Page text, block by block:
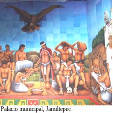
Palacio municipal, Jamiltepec